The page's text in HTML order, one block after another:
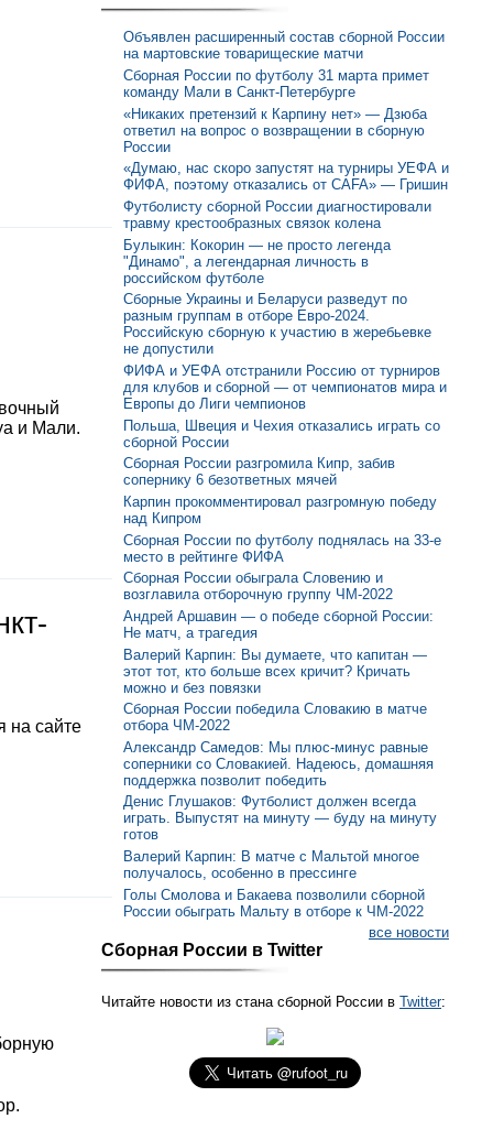
и Мали.
на сайте
Объявлен расширенный состав сборной России
на мартовские товарищеские матчи
Сборная России по футболу 31 марта примет
команду Мали в Санкт-Петербурге
«Никаких претензий к Карпину нет» — Дзюба
ответил на вопрос о возвращении в сборную
России
«Думаю, нас скоро запустят на турниры УЕФА и
ФИФА, поэтому отказались от CAFA» — Гришин
Футболисту сборной России диагностировали
травму крестообразных связок колена
Булыкин: Кокорин — не просто легенда
"Динамо", а легендарная личность в
российском футболе
Сборные Украины и Беларуси разведут по
разным группам в отборе Евро-2024.
Российскую сборную к участию в жеребьевке
не допустили
ФИФА и УЕФА отстранили Россию от турниров
для клубов и сборной — от чемпионатов мира и
Европы до Лиги чемпионов
Польша, Швеция и Чехия отказались играть со
сборной России
Сборная России разгромила Кипр, забив
сопернику 6 безответных мячей
Карпин прокомментировал разгромную победу
над Кипром
Сборная России по футболу поднялась на 33-е
место в рейтинге ФИФА
Сборная России обыграла Словению и
возглавила отборочную группу ЧМ-2022
Андрей Аршавин — о победе сборной России:
Не матч, а трагедия
Валерий Карпин: Вы думаете, что капитан —
этот тот, кто больше всех кричит? Кричать
можно и без повязки
Сборная России победила Словакию в матче
отбора ЧМ-2022
Александр Самедов: Мы плюс-минус равные
соперники со Словакией. Надеюсь, домашняя
поддержка позволит победить
Денис Глушаков: Футболист должен всегда
играть. Выпустят на минуту — буду на минуту
готов
Валерий Карпин: В матче с Мальтой многое
получалось, особенно в прессинге
Голы Смолова и Бакаева позволили сборной
России обыграть Мальту в отборе к ЧМ-2022
все новости
Сборная России в Twitter
Читайте новости из стана сборной России в Twitter: